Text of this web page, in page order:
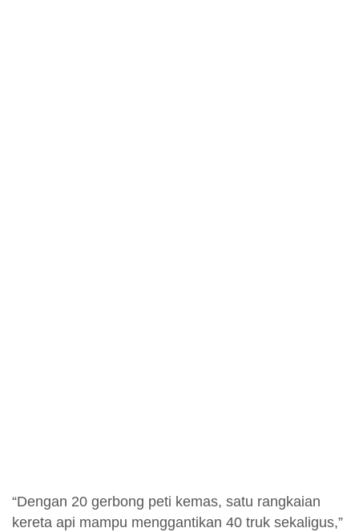
“Dengan 20 gerbong peti kemas, satu rangkaian
kereta api mampu menggantikan 40 truk sekaligus,”